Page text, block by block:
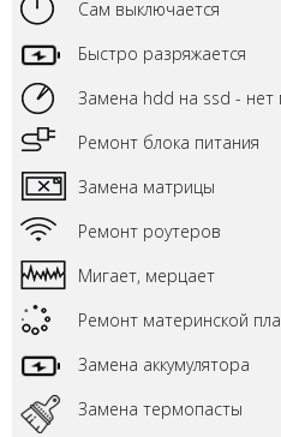
Сам выключается
Быстро разряжается
Замена hdd на ssd - нет
Ремонт блока питания
Замена матрицы
Ремонт роутеров
Мигает, мерцает
Ремонт материнской
Замена аккумулятора
Замена термопасты